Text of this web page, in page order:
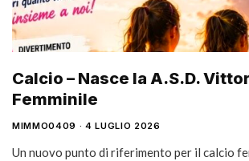
Calcio – Nasce la A.S.D.
Femminile
MIMMO0409 4 LUGLIO 2026
Un nuovo punto di riferimento per il calcio